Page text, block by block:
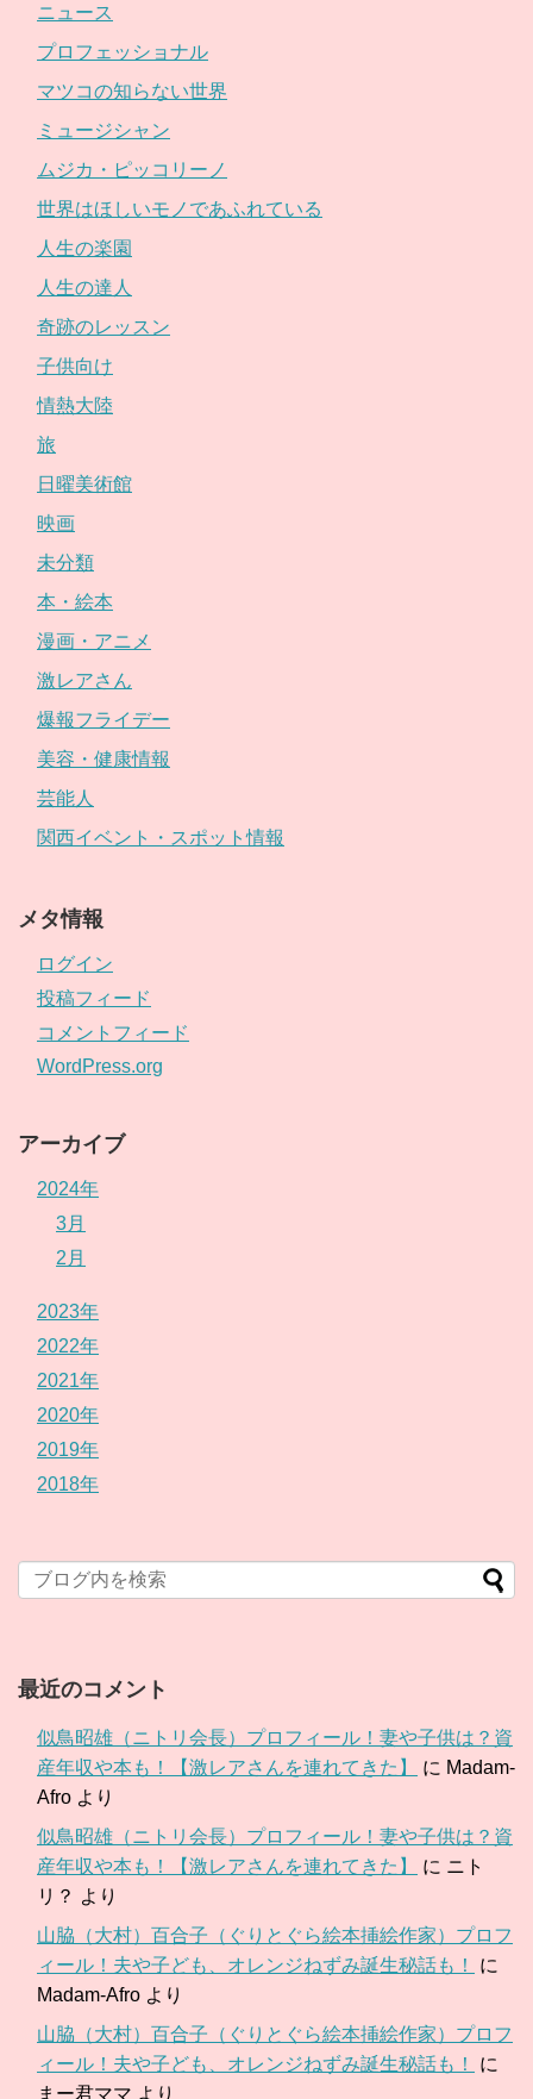
ニュース
プロフェッショナル
マツコの知らない世界
ミュージシャン
ムジカ・ピッコリーノ
世界はほしいモノであふれている
人生の楽園
人生の達人
奇跡のレッスン
子供向け
情熱大陸
旅
日曜美術館
映画
未分類
本・絵本
漫画・アニメ
激レアさん
爆報フライデー
美容・健康情報
芸能人
関西イベント・スポット情報
メタ情報
ログイン
投稿フィード
コメントフィード
WordPress.org
アーカイブ
2024年
3月
2月
2023年
2022年
2021年
2020年
2019年
2018年
最近のコメント
似鳥昭雄（ニトリ会長）プロフィール！妻や子供は？資
産年収や本も！【激レアさんを連れてきた】
に Madam-
Afro より
似鳥昭雄（ニトリ会長）プロフィール！妻や子供は？資
産年収や本も！【激レアさんを連れてきた】
に ニト
リ？ より
山脇（大村）百合子（ぐりとぐら絵本挿絵作家）プロフ
ィール！夫や子ども、オレンジねずみ誕生秘話も！
に
Madam-Afro より
山脇（大村）百合子（ぐりとぐら絵本挿絵作家）プロフ
ィール！夫や子ども、オレンジねずみ誕生秘話も！
に
まー君ママ より